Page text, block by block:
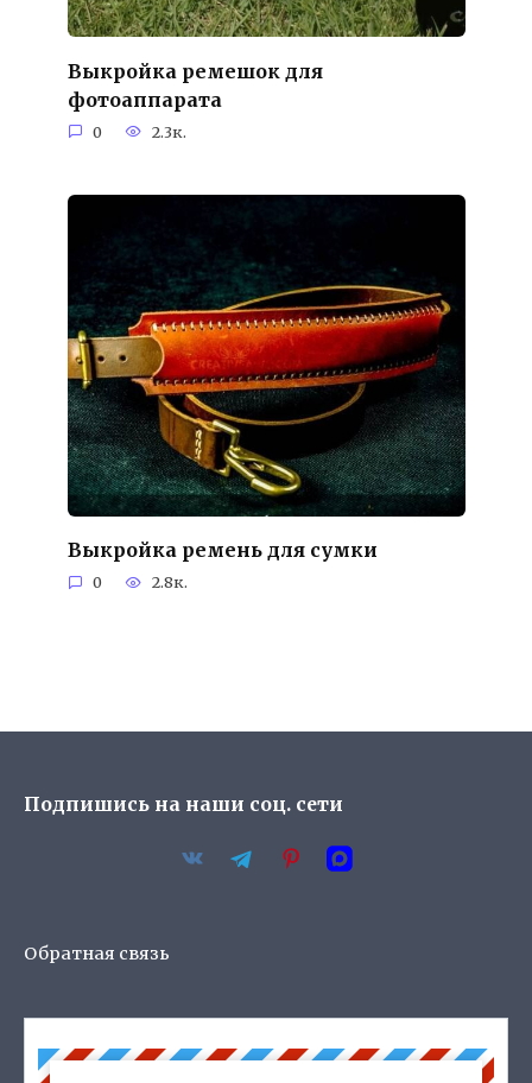
Выкройка ремешок для
фотоаппарата
0 2.3к.
Выкройка ремень для сумки
0 2.8к.
Подпишись на наши соц. сети
Обратная связь